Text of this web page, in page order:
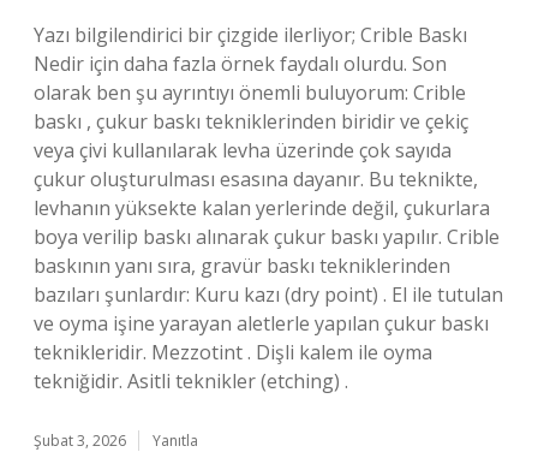
Yazı bilgilendirici bir çizgide ilerliyor; Crible Baskı
Nedir için daha fazla örnek faydalı olurdu. Son
olarak ben şu ayrıntıyı önemli buluyorum: Crible
baskı , çukur baskı tekniklerinden biridir ve çekiç
veya çivi kullanılarak levha üzerinde çok sayıda
çukur oluşturulması esasına dayanır. Bu teknikte,
levhanın yüksekte kalan yerlerinde değil, çukurlara
boya verilip baskı alınarak çukur baskı yapılır. Crible
baskının yanı sıra, gravür baskı tekniklerinden
bazıları şunlardır: Kuru kazı (dry point) . El ile tutulan
ve oyma işine yarayan aletlerle yapılan çukur baskı
teknikleridir. Mezzotint . Dişli kalem ile oyma
tekniğidir. Asitli teknikler (etching) .
Şubat 3, 2026 Yanıtla